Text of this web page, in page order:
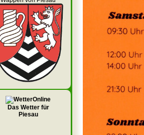
Das Wetter für
Piesau